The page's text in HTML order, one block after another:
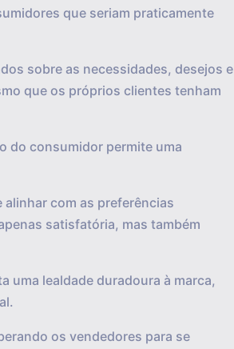
que seriam praticamente
sobre as necessidades, desejos e
que os próprios clientes tenham
do consumidor permite uma
com as preferências
satisfatória, mas também
uma lealdade duradoura à marca,
os vendedores para se